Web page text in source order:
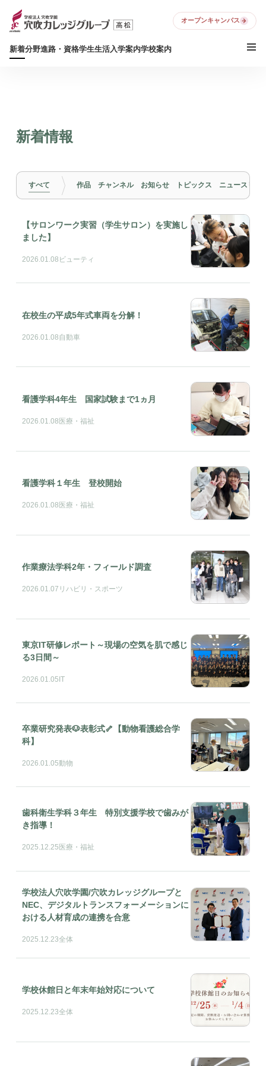
新着分野進路・資格学生生活入学案内学校案内
オープンキャンパス
新着情報
すべて 作品 チャンネル お知らせ トピックス ニュースリリ
【サロンワーク実習（学生サロン）を実施し
ました】
2026.01.08 ビューティ
在校生の平成5年式車両を分解！
2026.01.08自動車
看護学科4年生 国家試験まで1ヵ月
2026.01.08 医療・福祉
看護学科１年生 登校開始
2026.01.08 医療・福祉
作業療法学科2年・フィールド調査
2026.01.07 リハビリ・スポーツ
東京IT研修レポート～現場の空気を肌で感じ
る3日間～
2026.01.05 IT
卒業研究発表🐶表彰式🦴【動物看護総合学
科】
2026.01.05動物
歯科衛生学科３年生 特別支援学校で歯みが
き指導！
2025.12.25 医療・福祉
学校法人穴吹学園/穴吹カレッジグループと
NEC、デジタルトランスフォーメーションに
おける人材育成の連携を合意
2025.12.23全体
学校休館日と年末年始対応について
2025.12.23全体